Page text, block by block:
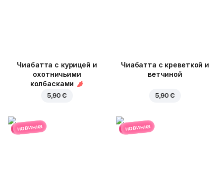
Чиабатта с курицей и
охотничьими
колбасками
5,90 €
Чиабатта с креветкой и
ветчиной
5,90 €
новинка новинка